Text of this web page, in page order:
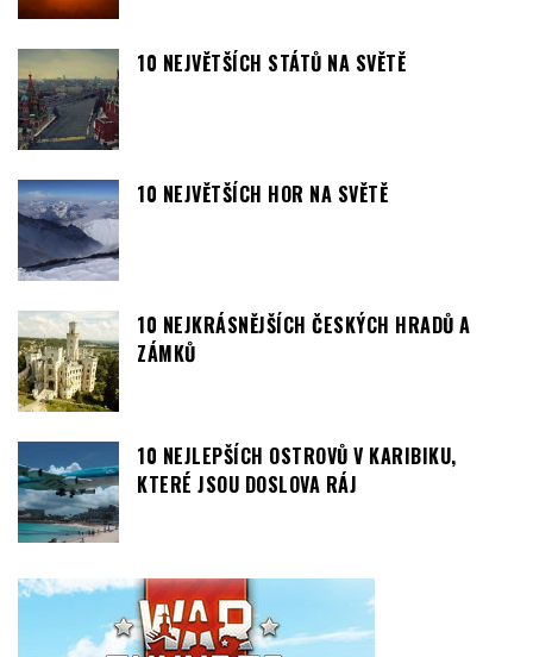
10 NEJVĚTŠÍCH STÁTŮ NA SVĚTĚ
10 NEJVĚTŠÍCH HOR NA SVĚTĚ
10 NEJKRÁSNĚJŠÍCH ČESKÝCH HRADŮ A
ZÁMKŮ
10 NEJLEPŠÍCH OSTROVŮ V KARIBIKU,
KTERÉ JSOU DOSLOVA RÁJ